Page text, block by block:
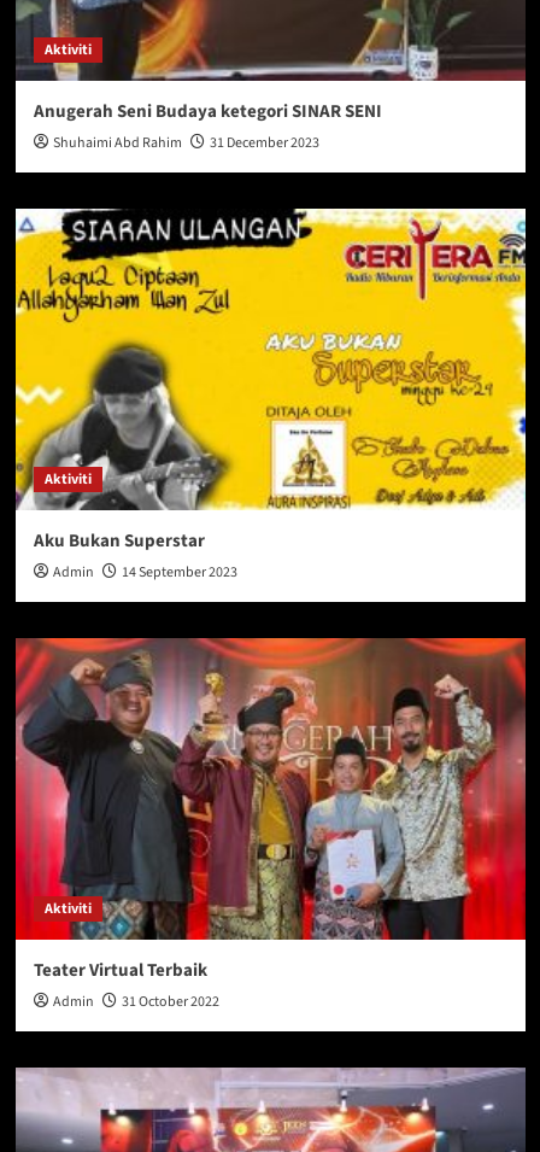
Aktiviti
Anugerah Seni Budaya ketegori SINAR SENI
Shuhaimi Abd Rahim 31 December 2023
Aktiviti
Aku Bukan Superstar
Admin 14 September 2023
Aktiviti
Teater Virtual Terbaik
Admin 31 October 2022